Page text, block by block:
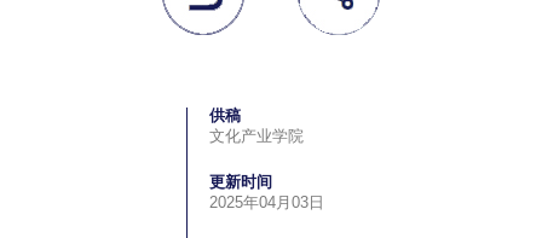
供稿
文化产业学院
更新时间
2025年04月03日